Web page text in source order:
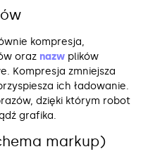
kompresja,
oraz nazw plików
Kompresja zmniejsza
ich ładowanie.
dzięki którym robot
grafika.
markup)